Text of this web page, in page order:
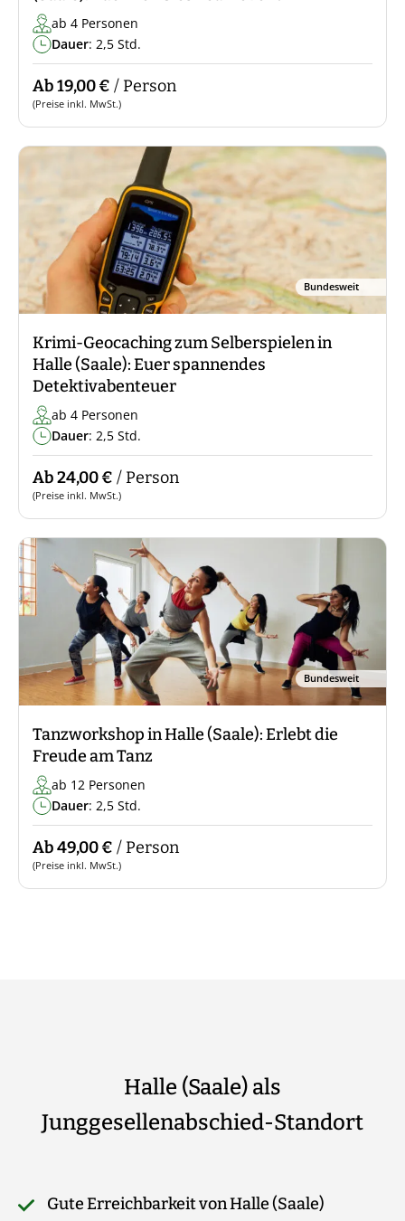
ab 4 Personen
Dauer: 2,5 Std.
Ab 19,00 € / Person
(Preise inkl. MwSt.)
Bundesweit
Krimi-Geocaching zum Selberspielen in
Halle (Saale): Euer spannendes
Detektivabenteuer
ab 4 Personen
Dauer: 2,5 Std.
Ab 24,00 € / Person
(Preise inkl. MwSt.)
Bundesweit
Tanzworkshop in Halle (Saale): Erlebt die
Freude am Tanz
ab 12 Personen
Dauer: 2,5 Std.
Ab 49,00 € / Person
(Preise inkl. MwSt.)
Halle (Saale) als
Junggesellenabschied-Standort
Gute Erreichbarkeit von Halle (Saale)